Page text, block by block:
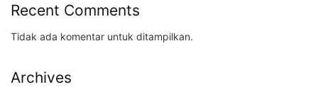
Recent Comments
Tidak ada komentar untuk ditampilkan.
Archives